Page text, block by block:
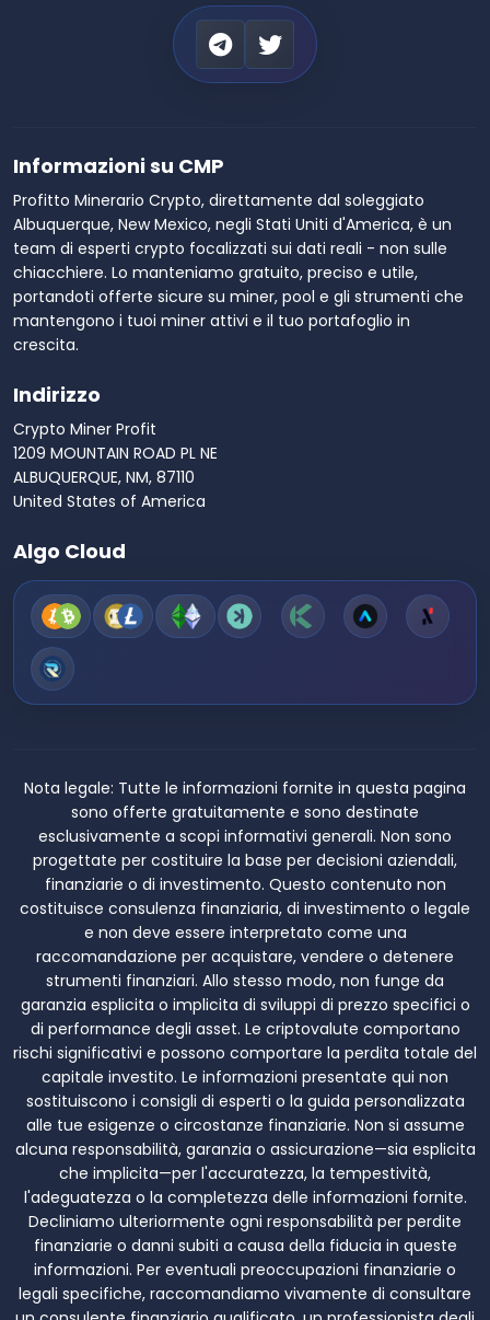
Informazioni su CMP
Profitto Minerario Crypto, direttamente dal soleggiato
Albuquerque, New Mexico, negli Stati Uniti d'America, è un
team di esperti crypto focalizzati sui dati reali - non sulle
chiacchiere. Lo manteniamo gratuito, preciso e utile,
portandoti offerte sicure su miner, pool e gli strumenti che
mantengono i tuoi miner attivi e il tuo portafoglio in
crescita.
Indirizzo
Crypto Miner Profit
1209 MOUNTAIN ROAD PL NE
ALBUQUERQUE, NM, 87110
United States of America
Algo Cloud
Nota legale: Tutte le informazioni fornite in questa pagina
sono offerte gratuitamente e sono destinate
esclusivamente a scopi informativi generali. Non sono
progettate per costituire la base per decisioni aziendali,
finanziarie o di investimento. Questo contenuto non
costituisce consulenza finanziaria, di investimento o legale
e non deve essere interpretato come una
raccomandazione per acquistare, vendere o detenere
strumenti finanziari. Allo stesso modo, non funge da
garanzia esplicita o implicita di sviluppi di prezzo specifici o
di performance degli asset. Le criptovalute comportano
rischi significativi e possono comportare la perdita totale del
capitale investito. Le informazioni presentate qui non
sostituiscono i consigli di esperti o la guida personalizzata
alle tue esigenze o circostanze finanziarie. Non si assume
alcuna responsabilità, garanzia o assicurazione—sia esplicita
che implicita—per l'accuratezza, la tempestività,
l'adeguatezza o la completezza delle informazioni fornite.
Decliniamo ulteriormente ogni responsabilità per perdite
finanziarie o danni subiti a causa della fiducia in queste
informazioni. Per eventuali preoccupazioni finanziarie o
legali specifiche, raccomandiamo vivamente di consultare